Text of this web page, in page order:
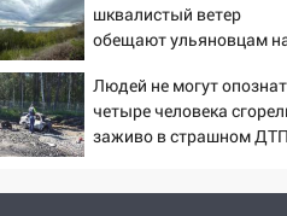
сарай
11:38
ЕГЭ с 2027 года
11:25
В Ульяновске
нарушителей на
площадках
шквалистый ветер
обещают ульяновцам
Людей не могут
четыре человека
заживо в страшном ДТП